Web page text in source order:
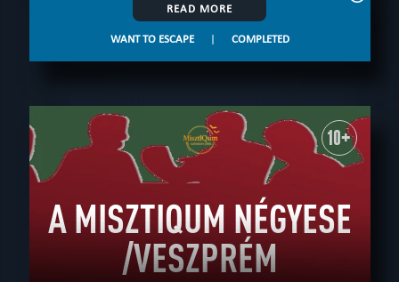
READ MORE
WANT TO ESCAPE | COMPLETED
10+
A MISZTIQUM NÉGYESE
/VESZPRÉM